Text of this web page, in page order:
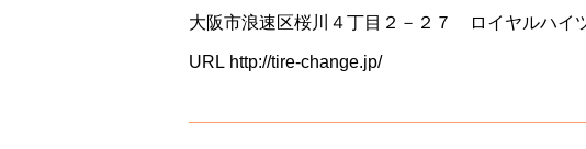
大阪市浪速区桜川４丁目２－２７ ロイヤルハイ
URL http://tire-change.jp/